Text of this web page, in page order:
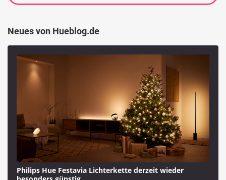
Neues von Hueblog.de
Philips Hue Festavia Lichterkette derzeit wieder